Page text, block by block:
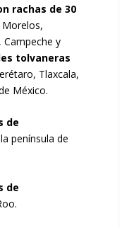
rachas de 30
Morelos,
Campeche y
tolvaneras
Tlaxcala,
México.
de
península de
de